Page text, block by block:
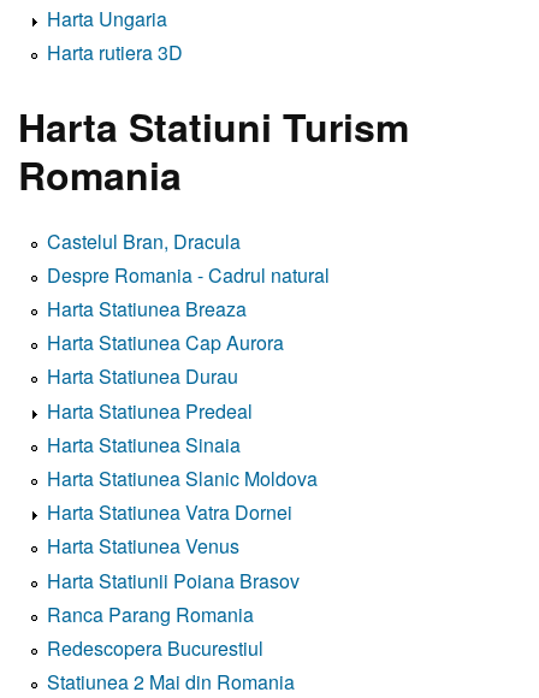
Harta Ungaria
Harta rutiera 3D
Harta Statiuni Turism
Romania
Castelul Bran, Dracula
Despre Romania - Cadrul natural
Harta Statiunea Breaza
Harta Statiunea Cap Aurora
Harta Statiunea Durau
Harta Statiunea Predeal
Harta Statiunea Sinaia
Harta Statiunea Slanic Moldova
Harta Statiunea Vatra Dornei
Harta Statiunea Venus
Harta Statiunii Poiana Brasov
Ranca Parang Romania
Redescopera Bucurestiul
Statiunea 2 Mai din Romania